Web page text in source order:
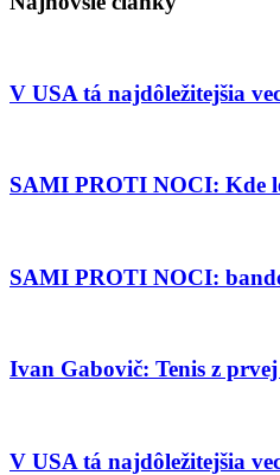
V USA tá najdôležitejšia
SAMI PROTI NOCI: Kde
SAMI PROTI NOCI:
Ivan Gabovič: Tenis z
V USA tá najdôležitejšia